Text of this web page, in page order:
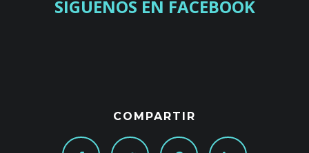
SIGUENOS EN FACEBOOK
COMPARTIR